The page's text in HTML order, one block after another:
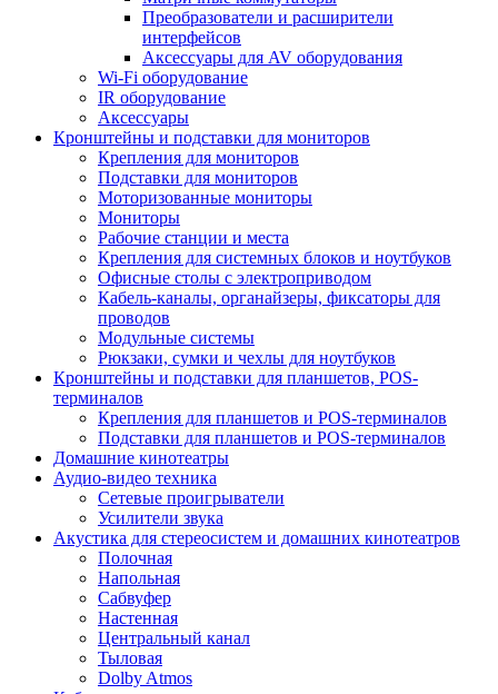
Преобразователи и расширители
интерфейсов
Аксессуары для AV оборудования
Wi-Fi оборудование
IR оборудование
Аксессуары
Кронштейны и подставки для мониторов
Крепления для мониторов
Подставки для мониторов
Моторизованные мониторы
Мониторы
Рабочие станции и места
Крепления для системных блоков и ноутбуков
Офисные столы с электроприводом
Кабель-каналы, органайзеры, фиксаторы для
проводов
Модульные системы
Рюкзаки, сумки и чехлы для ноутбуков
Кронштейны и подставки для планшетов, POS-
терминалов
Крепления для планшетов и POS-терминалов
Подставки для планшетов и POS-терминалов
Домашние кинотеатры
Аудио-видео техника
Сетевые проигрыватели
Усилители звука
Акустика для стереосистем и домашних кинотеатров
Полочная
Напольная
Сабвуфер
Настенная
Центральный канал
Тыловая
Dolby Atmos